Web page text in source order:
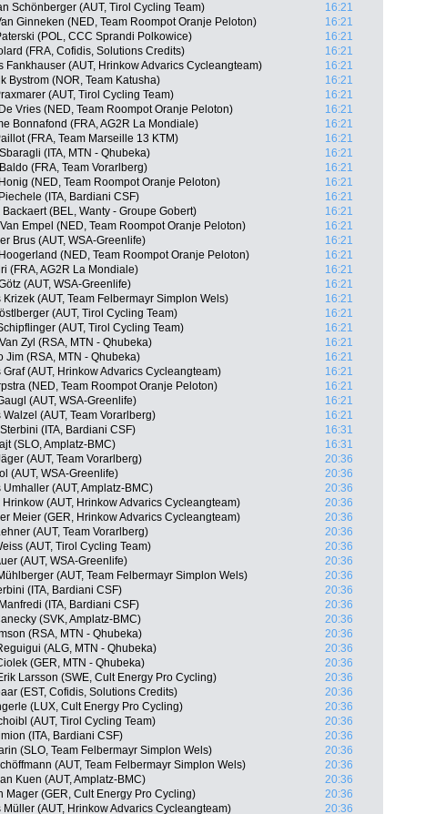
Schönberger (AUT, Tirol Cycling Team)
16:21
Ginneken (NED, Team Roompot Oranje Peloton)
16:21
(POL, CCC Sprandi Polkowice)
16:21
(FRA, Cofidis, Solutions Credits)
16:21
Fankhauser (AUT, Hrinkow Advarics Cycleangteam)
16:21
Bystrom (NOR, Team Katusha)
16:21
(AUT, Tirol Cycling Team)
16:21
Vries (NED, Team Roompot Oranje Peloton)
16:21
Bonnafond (FRA, AG2R La Mondiale)
16:21
(FRA, Team Marseille 13 KTM)
16:21
(ITA, MTN - Qhubeka)
16:21
(FRA, Team Vorarlberg)
16:21
(NED, Team Roompot Oranje Peloton)
16:21
(ITA, Bardiani CSF)
16:21
Backaert (BEL, Wanty - Groupe Gobert)
16:21
Empel (NED, Team Roompot Oranje Peloton)
16:21
Brus (AUT, WSA-Greenlife)
16:21
(NED, Team Roompot Oranje Peloton)
16:21
(FRA, AG2R La Mondiale)
16:21
(AUT, WSA-Greenlife)
16:21
Krizek (AUT, Team Felbermayr Simplon Wels)
16:21
(AUT, Tirol Cycling Team)
16:21
(AUT, Tirol Cycling Team)
16:21
Zyl (RSA, MTN - Qhubeka)
16:21
Jim (RSA, MTN - Qhubeka)
16:21
Graf (AUT, Hrinkow Advarics Cycleangteam)
16:21
(NED, Team Roompot Oranje Peloton)
16:21
(AUT, WSA-Greenlife)
16:21
Walzel (AUT, Team Vorarlberg)
16:21
(ITA, Bardiani CSF)
16:31
(SLO, Amplatz-BMC)
16:31
(AUT, Team Vorarlberg)
20:36
(AUT, WSA-Greenlife)
20:36
Umhaller (AUT, Amplatz-BMC)
20:36
Hrinkow (AUT, Hrinkow Advarics Cycleangteam)
20:36
Meier (GER, Hrinkow Advarics Cycleangteam)
20:36
(AUT, Team Vorarlberg)
20:36
(AUT, Tirol Cycling Team)
20:36
(AUT, WSA-Greenlife)
20:36
(AUT, Team Felbermayr Simplon Wels)
20:36
(ITA, Bardiani CSF)
20:36
(ITA, Bardiani CSF)
20:36
(SVK, Amplatz-BMC)
20:36
(RSA, MTN - Qhubeka)
20:36
(ALG, MTN - Qhubeka)
20:36
(GER, MTN - Qhubeka)
20:36
Larsson (SWE, Cult Energy Pro Cycling)
20:36
(EST, Cofidis, Solutions Credits)
20:36
(LUX, Cult Energy Pro Cycling)
20:36
(AUT, Tirol Cycling Team)
20:36
(ITA, Bardiani CSF)
20:36
(SLO, Team Felbermayr Simplon Wels)
20:36
(AUT, Team Felbermayr Simplon Wels)
20:36
Kuen (AUT, Amplatz-BMC)
20:36
Mager (GER, Cult Energy Pro Cycling)
20:36
Müller (AUT, Hrinkow Advarics Cycleangteam)
20:36